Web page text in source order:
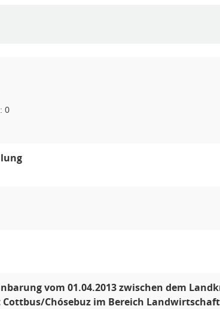
0
vom 01.04.2013 zwischen dem
Chósebuz im Bereich